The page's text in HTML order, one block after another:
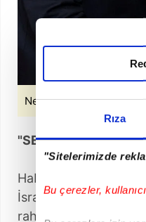
Rıza
"Sitelerimizde
Bu çerezler,
Netanyahu ve Trump
"SEN DELİSİN"
Haberde, Trump'ın
İsrail'in Lübnan'da
rahatsızlığı açıkça